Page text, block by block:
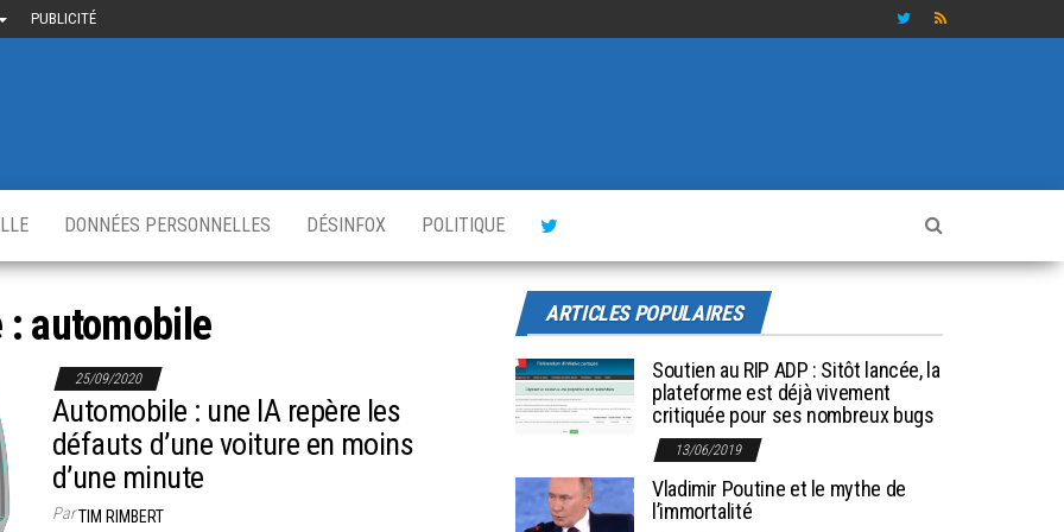
PUBLICITÉ
DONNÉES PERSONNELLES DÉSINFOX POLITIQUE
: automobile
25/09/2020
Automobile : une IA repère les
défauts d’une voiture en moins
d’une minute
ParTIM RIMBERT
ARTICLES POPULAIRES
Soutien au RIP ADP : Sitôt lancée, la
plateforme est déjà vivement
critiquée pour ses nombreux bugs
13/06/2019
Vladimir Poutine et le mythe de
l’immortalité